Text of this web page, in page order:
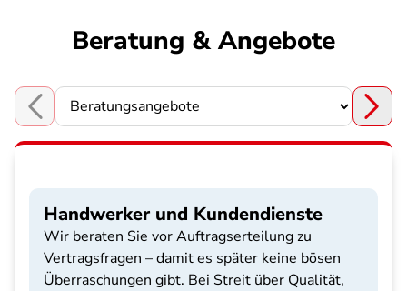
Beratung & Angebote
Choose a section
Handwerker und Kundendienste
Wir beraten Sie vor Auftragserteilung zu
Vertragsfragen – damit es später keine bösen
Überraschungen gibt. Bei Streit über Qualität,